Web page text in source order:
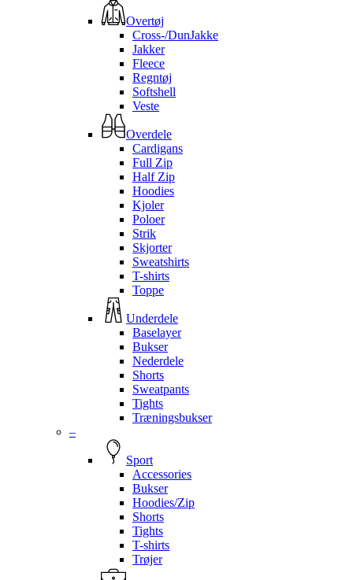
Overtøj
Cross-/DunJakke
Jakker
Fleece
Regntøj
Softshell
Veste
Overdele
Cardigans
Full Zip
Half Zip
Hoodies
Kjoler
Poloer
Strik
Skjorter
Sweatshirts
T-shirts
Toppe
Underdele
Baselayer
Bukser
Nederdele
Shorts
Sweatpants
Tights
Træningsbukser
–
Sport
Accessories
Bukser
Hoodies/Zip
Shorts
Tights
T-shirts
Trøjer